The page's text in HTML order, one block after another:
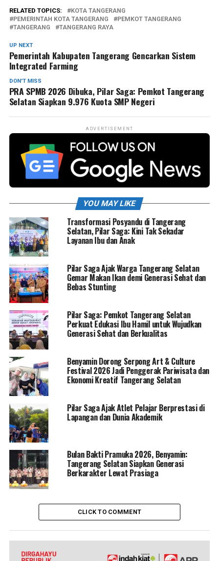
RELATED TOPICS:
KOTA TANGERANG
PEMERINTAH KOTA TANGERANG
PEMKOT TANGERANG
TANGERANG
TANGERANG RAYA
UP NEXT
Pemerintah Kabupaten Tangerang Gencarkan Sistem
Integrated Farming
DON'T MISS
PRA SPMB 2026 Dibuka, Pilar Saga: Pemkot Tangerang
Selatan Siapkan 9.976 Kuota SMP Negeri
ADVERTISEMENT
YOU MAY LIKE
Transformasi Posyandu di Tangerang
Selatan, Pilar Saga: Kini Tak Sekadar
Layanan Ibu dan Anak
Pilar Saga Ajak Warga Tangerang Selatan
Gemar Makan Ikan demi Generasi Sehat dan
Bebas Stunting
Pilar Saga: Pemkot Tangerang Selatan
Perkuat Edukasi Ibu Hamil untuk Wujudkan
Generasi Sehat dan Berkualitas
Benyamin Dorong Serpong Art & Culture
Festival 2026 Jadi Penggerak Pariwisata dan
Ekonomi Kreatif Tangerang Selatan
Pilar Saga Ajak Atlet Pelajar Berprestasi di
Lapangan dan Dunia Akademik
Bulan Bakti Pramuka 2026, Benyamin:
Tangerang Selatan Siapkan Generasi
Berkarakter Lewat Prasiaga
CLICK TO COMMENT